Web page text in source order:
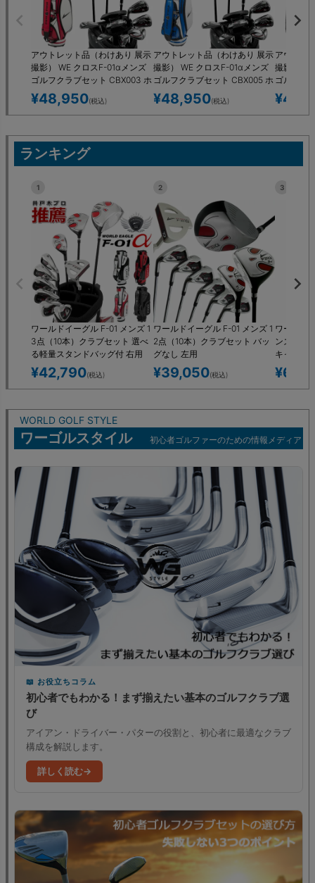
アウトレット品（わけあり 展示
撮影） WE クロスF-01αメンズ
ゴルフクラブセット CBX003 ホ
ワイト レッド キャディーバッ
グ付き 左利き用 フレックスS 展
示品
¥48,950(税込)
アウトレット品（わけあり 展示
撮影） WE クロスF-01αメンズ
ゴルフクラブセット CBX005 ホ
ワイト ブルー キャディーバッ
グ付き 左利き用 フレックスS 展
示品
¥48,950(税込)
アウトレ
撮影）
ゴルフク
ラック キ
左利き用
¥
ランキング
1
ワールドイーグル F-01 メンズ 1
3点（10本）クラブセット 選べ
る軽量スタンドバッグ付 右用
左用
¥42,790(税込)
2
ワールドイーグル F-01 メンズ 1
2点（10本）クラブセット バッ
グなし 左用
¥39,050(税込)
3
ワールド
ンズ 16点
キャディ
ジ）付 左
¥
WORLD GOLF STYLE
ワーゴルスタイル 初心者ゴルファーのための情報メディア
お役立ちコラム
初心者でもわかる！まず揃えたい基本のゴルフクラブ選
び
アイアン・ドライバー・パターの役割と、初心者に最適なクラブ
構成を解説します。
詳しく読む